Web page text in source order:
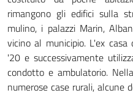
rimangono gli edifici sulla
mulino, i palazzi Marin,
vicino al municipio. L'ex
'20 e successivamente
condotto e ambulatorio.
numerose case rurali, alcune